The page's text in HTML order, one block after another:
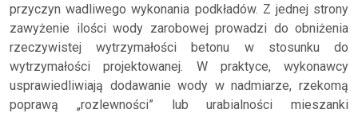
przyczyn wadliwego wykonania podkładów. Z jednej strony
zawyżenie ilości wody zarobowej prowadzi do obniżenia
rzeczywistej wytrzymałości betonu w stosunku do
wytrzymałości projektowanej. W praktyce, wykonawcy
usprawiedliwiają dodawanie wody w nadmiarze, rzekomą
poprawą „rozlewności” lub urabialności mieszanki